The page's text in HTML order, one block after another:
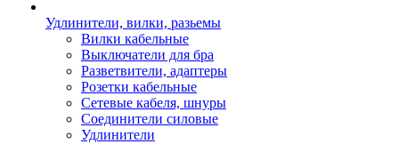
Удлинители, вилки, разьемы
Вилки кабельные
Выключатели для бра
Разветвители, адаптеры
Розетки кабельные
Сетевые кабеля, шнуры
Соединители силовые
Удлинители